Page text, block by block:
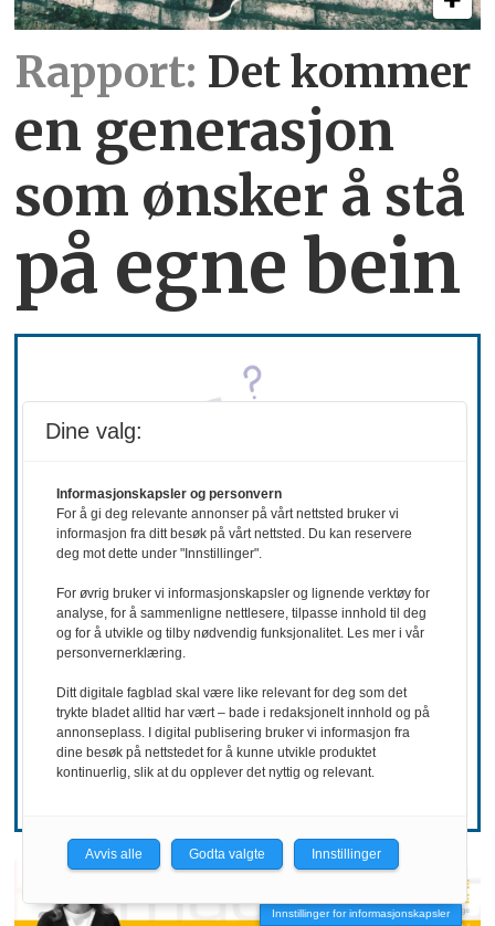
Rapport: Det kommer
en generasjon
som ønsker å stå
på egne bein
REKRUTTERING
Ønsker mer
hemmelighold
Innstillinger for informasjonskapsler
Dine valg:
Informasjonskapsler og personvern
For å gi deg relevante annonser på vårt nettsted bruker vi
informasjon fra ditt besøk på vårt nettsted. Du kan reservere
deg mot dette under "Innstillinger".
For øvrig bruker vi informasjonskapsler og lignende verktøy for
analyse, for å sammenligne nettlesere, tilpasse innhold til deg
og for å utvikle og tilby nødvendig funksjonalitet. Les mer i vår
personvernerklæring.
Ditt digitale fagblad skal være like relevant for deg som det
trykte bladet alltid har vært – bade i redaksjonelt innhold og på
annonseplass. I digital publisering bruker vi informasjon fra
dine besøk på nettstedet for å kunne utvikle produktet
kontinuerlig, slik at du opplever det nyttig og relevant.
Avvis alle Godta valgte Innstillinger